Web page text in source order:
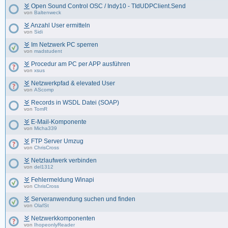
Open Sound Control OSC / Indy10 - TIdUDPClient.Send
von Baltenweck
Anzahl User ermitteln
von Sidi
Im Netzwerk PC sperren
von madstudent
Procedur am PC per APP ausführen
von xsus
Netzwerkpfad & elevated User
von AScomp
Records in WSDL Datei (SOAP)
von TomR
E-Mail-Komponente
von Micha339
FTP Server Umzug
von ChrisCross
Netzlaufwerk verbinden
von del1312
Fehlermeldung Winapi
von ChrisCross
Serveranwendung suchen und finden
von OlafSt
Netzwerkkomponenten
von IhopeonlyReader